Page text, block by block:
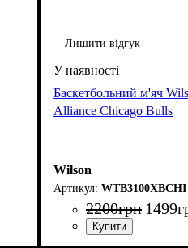
Лишити відгук
Баскетбольний м'яч
Alliance Chicago Bulls
Wilson
WTB3100XBCHI
2200грн 1499